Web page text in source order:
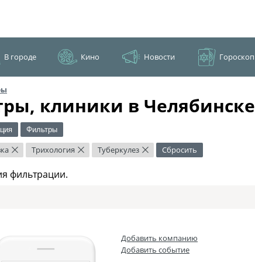
В городе Кино Новости Гороскоп
клиники в Челябинске
Фильтры
× Трихология × Туберкулез × Сбросить
фильтрации.
Добавить компанию
Добавить событие